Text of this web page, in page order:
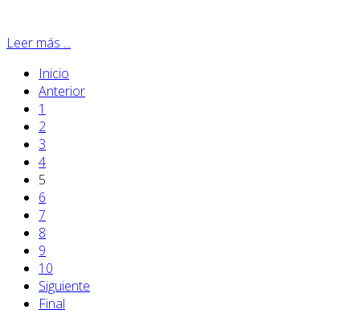
Leer más ...
Inicio
Anterior
1
2
3
4
5
6
7
8
9
10
Siguiente
Final